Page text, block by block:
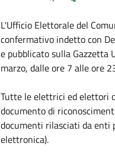
L'Ufficio Elettorale del
confermativo indetto con
e pubblicato sulla
marzo, dalle ore 7 alle ore
Tutte le elettrici ed elettori
documento di
documenti rilasciati da enti
elettronica).